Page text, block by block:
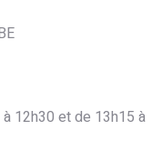
12h30 et de 13h15 à